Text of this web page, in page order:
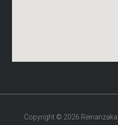
Copyright © 2026